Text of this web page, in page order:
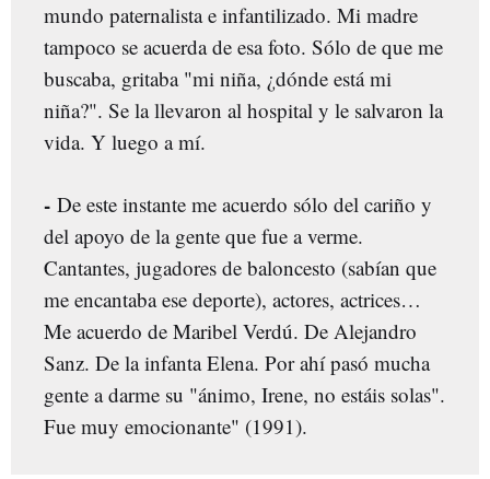
mundo paternalista e infantilizado. Mi madre
tampoco se acuerda de esa foto. Sólo de que me
buscaba, gritaba "mi niña, ¿dónde está mi
niña?". Se la llevaron al hospital y le salvaron la
vida. Y luego a mí.
- De este instante me acuerdo sólo del cariño y
del apoyo de la gente que fue a verme.
Cantantes, jugadores de baloncesto (sabían que
me encantaba ese deporte), actores, actrices…
Me acuerdo de Maribel Verdú. De Alejandro
Sanz. De la infanta Elena. Por ahí pasó mucha
gente a darme su "ánimo, Irene, no estáis solas".
Fue muy emocionante" (1991).